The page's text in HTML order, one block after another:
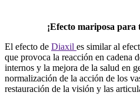
¡Efecto mariposa para
El efecto de Diaxil es similar al
que provoca la reacción en cadena
internos y la mejora de la salud en
normalización de la acción de los
restauración de la visión y las